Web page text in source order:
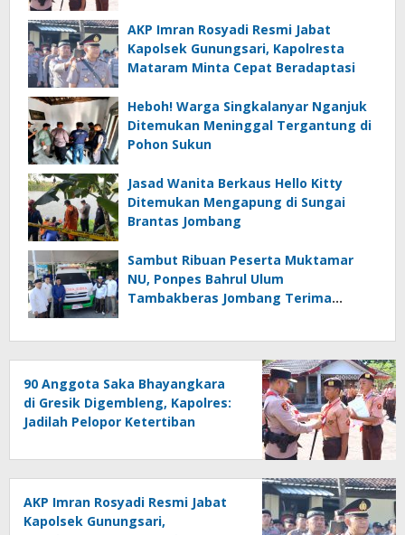
AKP Imran Rosyadi Resmi Jabat
Kapolsek Gunungsari, Kapolresta
Mataram Minta Cepat Beradaptasi
Heboh! Warga Singkalanyar Nganjuk
Ditemukan Meninggal Tergantung di
Pohon Sukun
Jasad Wanita Berkaus Hello Kitty
Ditemukan Mengapung di Sungai
Brantas Jombang
Sambut Ribuan Peserta Muktamar
NU, Ponpes Bahrul Ulum
Tambakberas Jombang Terima
90 Anggota Saka Bhayangkara
di Gresik Digembleng, Kapolres:
Jadilah Pelopor Ketertiban
AKP Imran Rosyadi Resmi Jabat
Kapolsek Gunungsari,